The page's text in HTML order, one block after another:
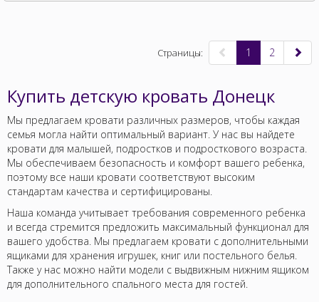
1 2
Страницы:
Купить детскую кровать Донецк
Мы предлагаем кровати различных размеров, чтобы каждая
семья могла найти оптимальный вариант. У нас вы найдете
кровати для малышей, подростков и подросткового возраста.
Мы обеспечиваем безопасность и комфорт вашего ребенка,
поэтому все наши кровати соответствуют высоким
стандартам качества и сертифицированы.
Наша команда учитывает требования современного ребенка
и всегда стремится предложить максимальный функционал для
вашего удобства. Мы предлагаем кровати с дополнительными
ящиками для хранения игрушек, книг или постельного белья.
Также у нас можно найти модели с выдвижным нижним ящиком
для дополнительного спального места для гостей.